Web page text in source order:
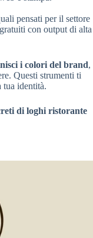
pensati per il settore
con output di alta
i colori del brand,
Questi strumenti ti
tua identità.
di loghi ristorante